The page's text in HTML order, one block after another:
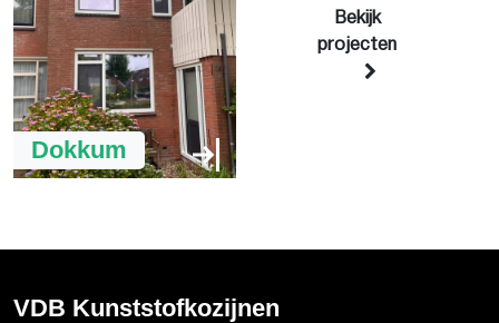
Dokkum
Bekijk
projecten
VDB Kunststofkozijnen